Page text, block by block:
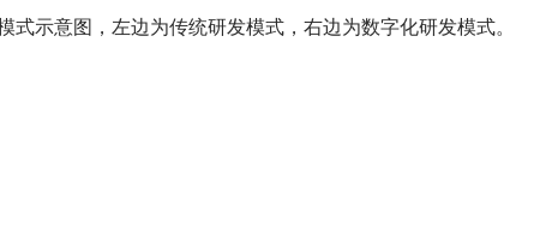
示意图，左边为传统研发模式，右边为数字化研发模式。